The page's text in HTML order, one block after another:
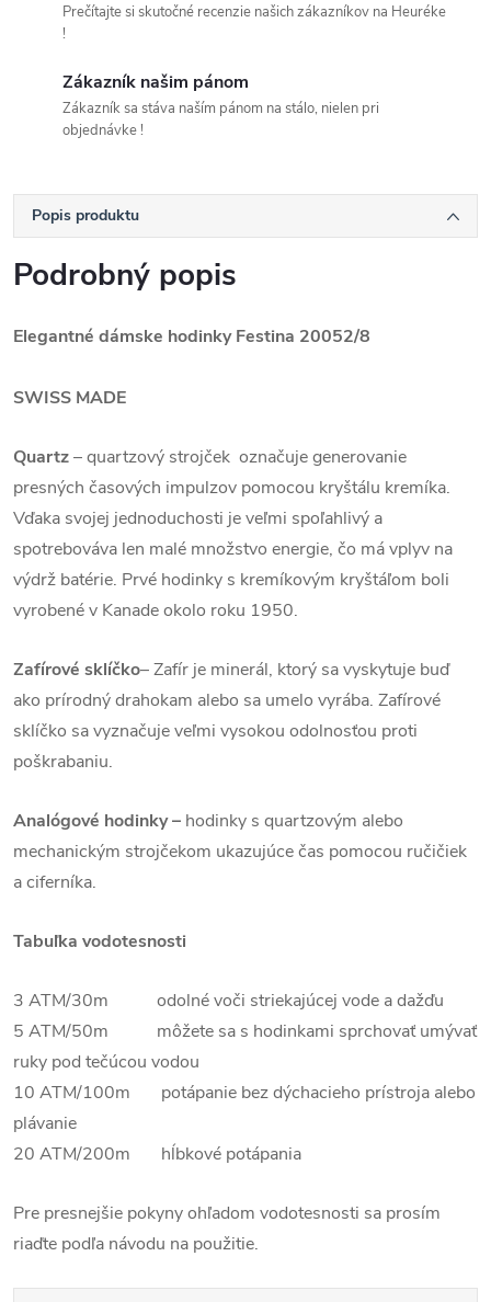
Prečítajte si skutočné recenzie našich zákazníkov na Heuréke
!
Zákazník našim pánom
Zákazník sa stáva naším pánom na stálo, nielen pri
objednávke !
Popis produktu
Podrobný popis
Elegantné dámske hodinky Festina 20052/8
SWISS MADE
Quartz– quartzový strojček označuje generovanie
presných časových impulzov pomocou kryštálu kremíka.
Vďaka svojej jednoduchosti je veľmi spoľahlivý a
spotrebováva len malé množstvo energie, čo má vplyv na
výdrž batérie. Prvé hodinky s kremíkovým kryštáľom boli
vyrobené v Kanade okolo roku 1950.
Zafírové sklíčko– Zafír je minerál, ktorý sa vyskytuje buď
ako prírodný drahokam alebo sa umelo vyrába. Zafírové
sklíčko sa vyznačuje veľmi vysokou odolnosťou proti
poškrabaniu.
Analógové hodinky – hodinky s quartzovým alebo
mechanickým strojčekom ukazujúce čas pomocou ručičiek
a ciferníka.
Tabuľka vodotesnosti
3 ATM/30m odolné voči striekajúcej vode a dažďu
5 ATM/50m môžete sa s hodinkami sprchovať umývať
ruky pod tečúcou vodou
10 ATM/100m potápanie bez dýchacieho prístroja alebo
plávanie
20 ATM/200m hĺbkové potápania
Pre presnejšie pokyny ohľadom vodotesnosti sa prosím
riaďte podľa návodu na použitie.